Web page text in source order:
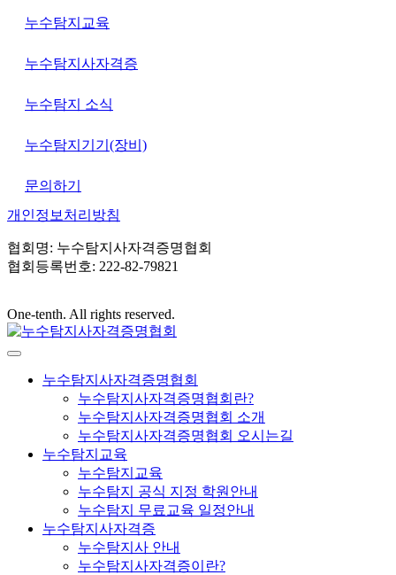
누수탐지교육
누수탐지사자격증
누수탐지 소식
누수탐지기기(장비)
문의하기
개인정보처리방침
협회명: 누수탐지사자격증명협회
협회등록번호: 222-82-79821
One-tenth. All rights reserved.
누수탐지사자격증명협회
누수탐지사자격증명협회란?
누수탐지사자격증명협회 소개
누수탐지사자격증명협회 오시는길
누수탐지교육
누수탐지교육
누수탐지 공식 지정 학원안내
누수탐지 무료교육 일정안내
누수탐지사자격증
누수탐지사 안내
누수탐지사자격증이란?